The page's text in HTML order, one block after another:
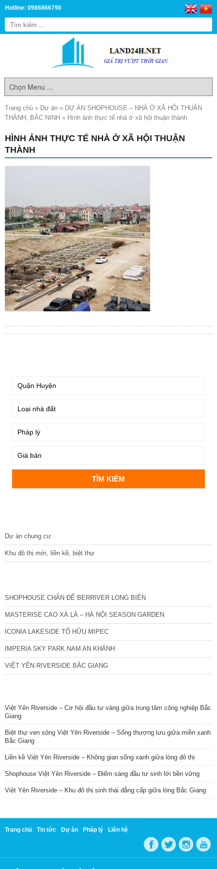
Hotline: 0986866790
Trang chủ » Dự án » DỰ ÁN SHOPHOUSE – NHÀ Ở XÃ HỘI THUẬN
THÀNH, BẮC NINH » Hình ảnh thực tế nhà ở xã hội thuận thành
HÌNH ẢNH THỰC TẾ NHÀ Ở XÃ HỘI THUẬN
THÀNH
Dự án chung cư
Khu đô thị mới, liền kề, biệt thự
SHOPHOUSE CHÂN ĐẾ BERRIVER LONG BIÊN
MASTERISE CAO XÀ LÁ – HÀ NỘI SEASON GARDEN
ICONIA LAKESIDE TỐ HỮU MIPEC
IMPERIA SKY PARK NAM AN KHÁNH
VIỆT YÊN RIVERSIDE BẮC GIANG
Việt Yên Riverside – Cơ hội đầu tư vàng giữa trung tâm công nghiệp Bắc
Giang
Biệt thự ven sông Việt Yên Riverside – Sống thượng lưu giữa miền xanh
Bắc Giang
Liền kề Việt Yên Riverside – Không gian sống xanh giữa lòng đô thị
Shophouse Việt Yên Riverside – Điểm sáng đầu tư sinh lời bền vững
Việt Yên Riverside – Khu đô thị sinh thái đẳng cấp giữa lòng Bắc Giang
Trang chủ Tin tức Dự án Pháp lý Liên hệ